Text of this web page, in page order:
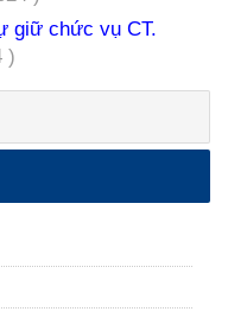
giữ chức vụ CT.
)